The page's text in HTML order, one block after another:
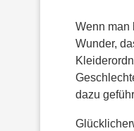
Wenn man
Wunder,
dazu